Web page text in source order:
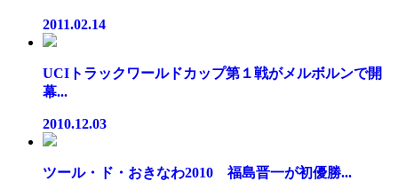
2011.02.14
UCIトラックワールドカップ第１戦がメルボルンで開
幕...
2010.12.03
ツール・ド・おきなわ2010 福島晋一が初優勝...